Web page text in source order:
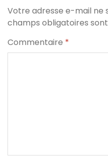
Votre adresse e-mail ne
champs obligatoires
Commentaire *